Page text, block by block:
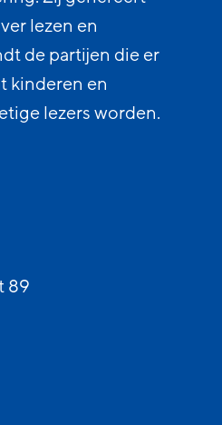
lezen en
de partijen die er
kinderen en
lezers worden.
89